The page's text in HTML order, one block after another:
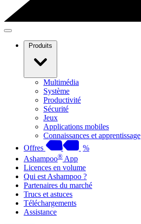
Produits
Multimédia
Système
Productivité
Sécurité
Jeux
Applications mobiles
Connaissances et apprentissage
Offres
%
Ashampoo® App
Licences en volume
Qui est Ashampoo ?
Partenaires du marché
Trucs et astuces
Téléchargements
Assistance